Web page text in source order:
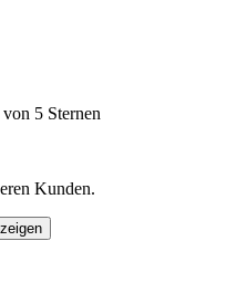
5 Sternen
Kunden.